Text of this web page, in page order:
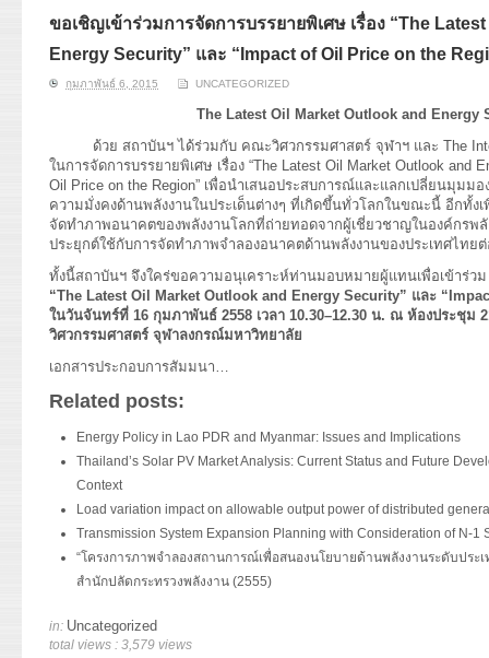
energy supply and
demand of various
energy-consuming
sectors. Our analyses
have been used for …
Read More
innovation, solar PV
policy. Two patent-
pending, non-tracking
Read More
ขอเชิญเข้าร่วมการจัดการบรรยายพิเศษ เรื่อง “The
Energy Security” และ “Impact of Oil Price on the
กุมภาพันธ์ 6, 2015 UNCATEGORIZED
The Latest Oil Market Outlook and Energy
ด้วย สถาบันฯ ได้ร่วมกับ คณะวิศวกรรมศาสตร์ จุฬาฯ และ The
ในการจัดการบรรยายพิเศษ เรื่อง “The Latest Oil Market Outlook and
Oil Price on the Region” เพื่อนำเสนอประสบการณ์และแลกเปลี่ยนมุมม
ความมั่งคงด้านพลังงานในประเด็นต่างๆ ที่เกิดขึ้นทั่วโลกในขณะนี้ อีกทั้งเ
จัดทำภาพอนาคตของพลังงานโลกที่ถ่ายทอดจากผู้เชี่ยวชาญในองค์กรพ
ประยุกต์ใช้กับการจัดทำภาพจำลองอนาคตด้านพลังงานของประเทศไทย
ทั้งนี้สถาบันฯ จึงใคร่ขอความอนุเคราะห์ท่านมอบหมายผู้แทนเพื่อเข้าร่ว
“The Latest Oil Market Outlook and Energy Security” และ
ในวันจันทร์ที่ 16 กุมภาพันธ์ 2558 เวลา 10.30–12.30 น. ณ ห้องประชุม
วิศวกรรมศาสตร์ จุฬาลงกรณ์มหาวิทยาลัย
เอกสารประกอบการสัมมนา…
Related posts:
Energy Policy in Lao PDR and Myanmar: Issues and Implications
Thailand’s Solar PV Market Analysis: Current Status and Future
Context
Load variation impact on allowable output power of distributed
Transmission System Expansion Planning with Consideration of N-1
“โครงการภาพจำลองสถานการณ์เพื่อสนองนโยบายด้านพลังงานระดับประ
สำนักปลัดกระทรวงพลังงาน (2555)
in: Uncategorized
total views : 3,579 views